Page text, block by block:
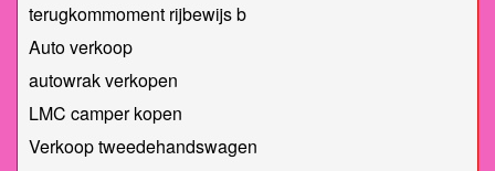
terugkommoment rijbewijs b
Auto verkoop
autowrak verkopen
LMC camper kopen
Verkoop tweedehandswagen